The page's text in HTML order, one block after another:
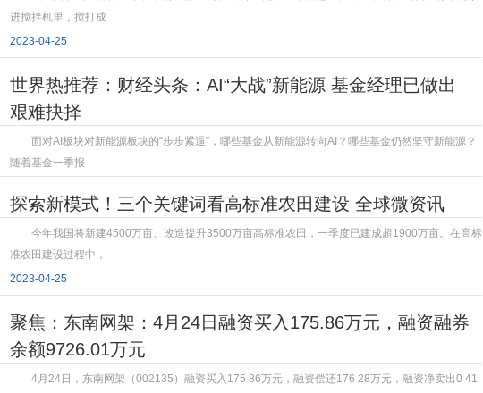
进搅拌机里，搅打成
2023-04-25
世界热推荐：财经头条：AI“大战”新能源 基金经理已做出
艰难抉择
面对AI板块对新能源板块的“步步紧逼”，哪些基金从新能源转向AI？哪些基金仍然坚守新能源？
随着基金一季报
探索新模式！三个关键词看高标准农田建设 全球微资讯
今年我国将新建4500万亩、改造提升3500万亩高标准农田，一季度已建成超1900万亩。在高标
准农田建设过程中，
2023-04-25
聚焦：东南网架：4月24日融资买入175.86万元，融资融券
余额9726.01万元
4月24日，东南网架（002135）融资买入175 86万元，融资偿还176 28万元，融资净卖出0 41